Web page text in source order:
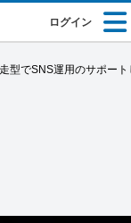
ログイン
型でSNS運用のサポート